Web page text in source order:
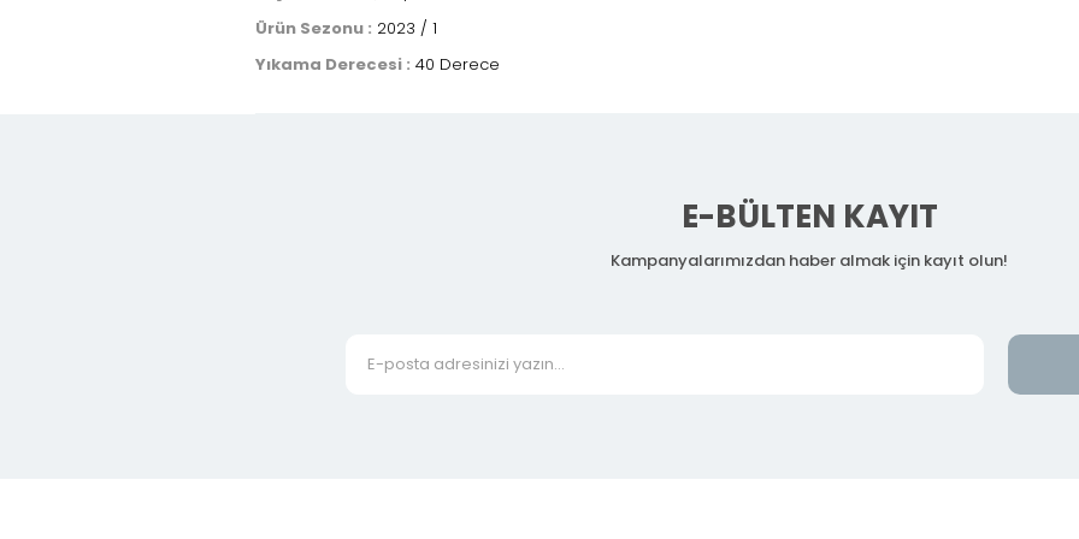
Ürün Sezonu : 2023 / 1
Yıkama Derecesi : 40 Derece
E-BÜLTEN KAYIT
Kampanyalarımızdan haber almak için kayıt olun!